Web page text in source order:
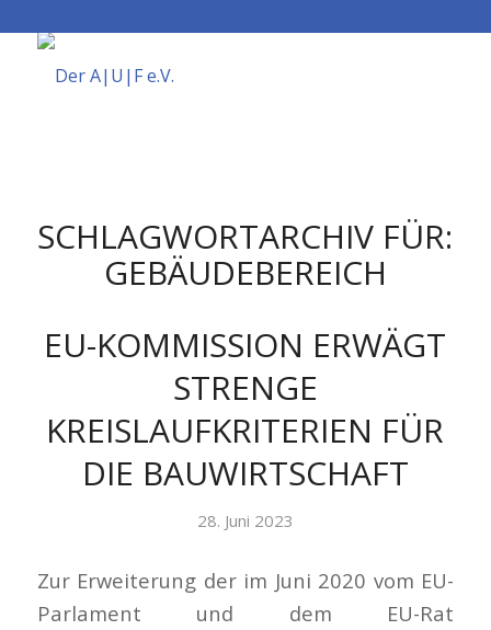
SCHLAGWORTARCHIV FÜR:
GEBÄUDEBEREICH
EU-KOMMISSION ERWÄGT
STRENGE
KREISLAUFKRITERIEN FÜR
DIE BAUWIRTSCHAFT
28. Juni 2023
Zur Erweiterung der im Juni 2020 vom EU-
Parlament und dem EU-Rat